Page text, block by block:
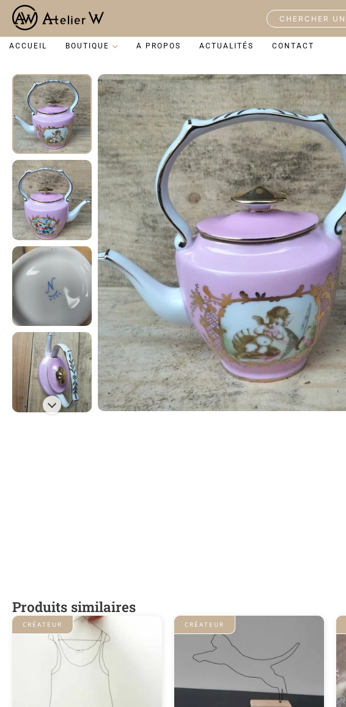
Aller
contenu
Search
...
ACCUEIL BOUTIQUE A PROPOS ACTUALITÉS CONTACT
Produits similaires
CRÉATEUR CRÉATEUR